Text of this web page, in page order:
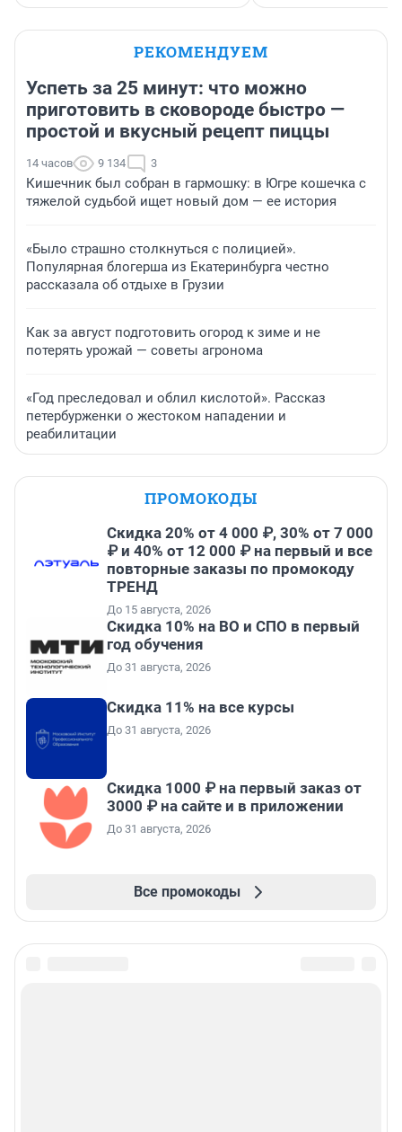
РЕКОМЕНДУЕМ
Успеть за 25 минут: что можно
приготовить в сковороде быстро —
простой и вкусный рецепт пиццы
14 часов 9 134 3
Кишечник был собран в гармошку: в Югре кошечка с
тяжелой судьбой ищет новый дом — ее история
«Было страшно столкнуться с полицией».
Популярная блогерша из Екатеринбурга честно
рассказала об отдыхе в Грузии
Как за август подготовить огород к зиме и не
потерять урожай — советы агронома
«Год преследовал и облил кислотой». Рассказ
петербурженки о жестоком нападении и
реабилитации
ПРОМОКОДЫ
Скидка 20% от 4 000 ₽, 30% от 7 000
₽ и 40% от 12 000 ₽ на первый и все
повторные заказы по промокоду
ТРЕНД
До 15 августа, 2026
Скидка 10% на ВО и СПО в первый
год обучения
До 31 августа, 2026
Скидка 11% на все курсы
До 31 августа, 2026
Скидка 1000 ₽ на первый заказ от
3000 ₽ на сайте и в приложении
До 31 августа, 2026
Все промокоды